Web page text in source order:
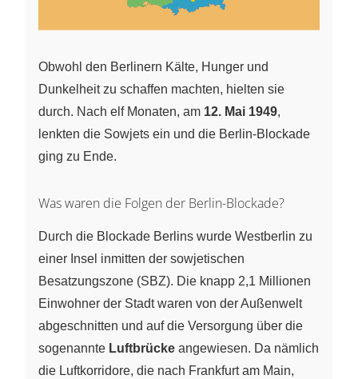
Obwohl den Berlinern Kälte, Hunger und
Dunkelheit zu schaffen machten, hielten sie
durch. Nach elf Monaten, am 12. Mai 1949,
lenkten die Sowjets ein und die Berlin-Blockade
ging zu Ende.
Was waren die Folgen der Berlin-Blockade?
Durch die Blockade Berlins wurde Westberlin zu
einer Insel inmitten der sowjetischen
Besatzungszone (SBZ). Die knapp 2,1 Millionen
Einwohner der Stadt waren von der Außenwelt
abgeschnitten und auf die Versorgung über die
sogenannte Luftbrücke angewiesen. Da nämlich
die Luftkorridore, die nach Frankfurt am Main,